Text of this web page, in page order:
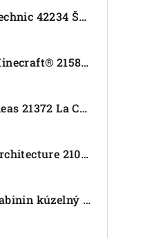
LEGO® Technic 42234 Športové auto Dodge Viper GTS-R
LEGO® Minecraft® 21582 Kurací džokej
LEGO® Ideas 21372 La Catrina
LEGO® Architecture 21067 Tower Bridge
LEGO® Gabinin kúzelný domček 11212 Záhradný domček Víly mačičky